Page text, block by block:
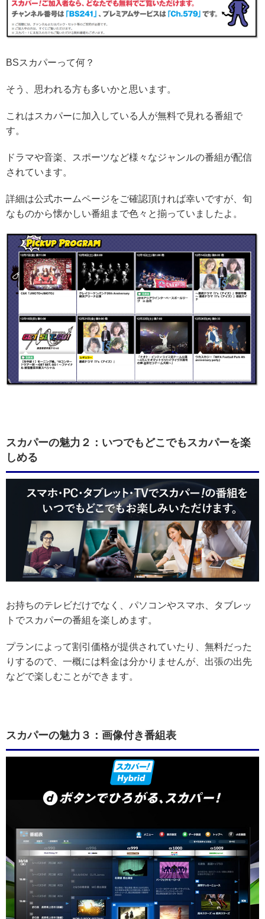
BSスカパーって何？
そう、思われる方も多いかと思います。
これはスカパーに加入している人が無料で見れる番組で
す。
ドラマや音楽、スポーツなど様々なジャンルの番組が配信
されています。
詳細は公式ホームページをご確認頂ければ幸いですが、旬
なものから懐かしい番組まで色々と揃っていましたよ。
スカパーの魅力２：いつでもどこでもスカパーを楽
しめる
お持ちのテレビだけでなく、パソコンやスマホ、タブレッ
トでスカパーの番組を楽しめます。
プランによって割引価格が提供されていたり、無料だった
りするので、一概には料金は分かりませんが、出張の出先
などで楽しむことができます。
スカパーの魅力３：画像付き番組表